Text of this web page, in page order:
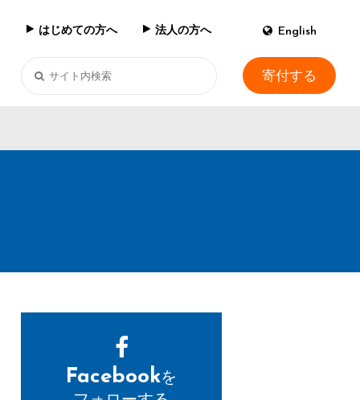
はじめての方へ 法人の方へ English
寄付する
Facebookを